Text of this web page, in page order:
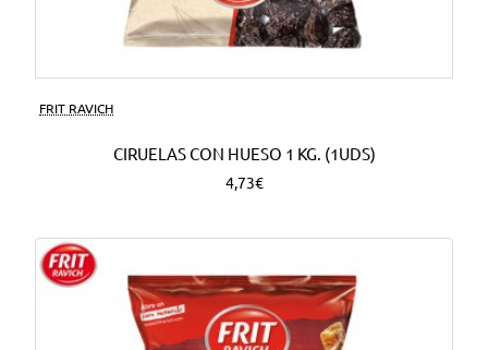
FRIT RAVICH
CIRUELAS CON HUESO 1 KG. (1UDS)
4,73€